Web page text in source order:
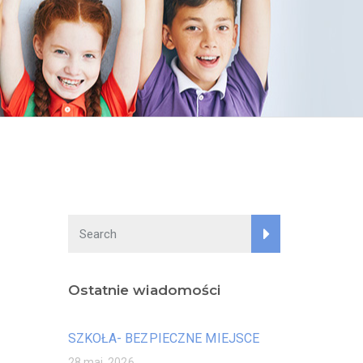
Ostatnie wiadomości
SZKOŁA- BEZPIECZNE MIEJSCE